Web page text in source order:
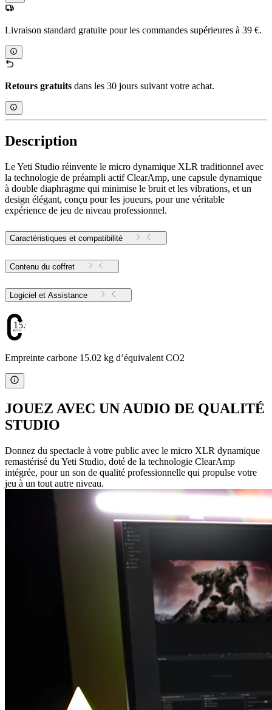
Livraison standard gratuite pour les commandes supérieures à 39 €.
Retours gratuits dans les 30 jours suivant votre achat.
Description
Le Yeti Studio réinvente le micro dynamique XLR traditionnel avec
la technologie de préampli actif ClearAmp, une capsule dynamique
à double diaphragme qui minimise le bruit et les vibrations, et un
design élégant, conçu pour les joueurs, pour une véritable
expérience de jeu de niveau professionnel.
Caractéristiques et compatibilité
Contenu du coffret
Logiciel et Assistance
15.02
Empreinte carbone 15.02 kg d’équivalent CO2
JOUEZ AVEC UN AUDIO DE QUALITÉ
STUDIO
Donnez du spectacle à votre public avec le micro XLR dynamique
remastérisé du Yeti Studio, doté de la technologie ClearAmp
intégrée, pour un son de qualité professionnelle qui propulse votre
jeu à un tout autre niveau.